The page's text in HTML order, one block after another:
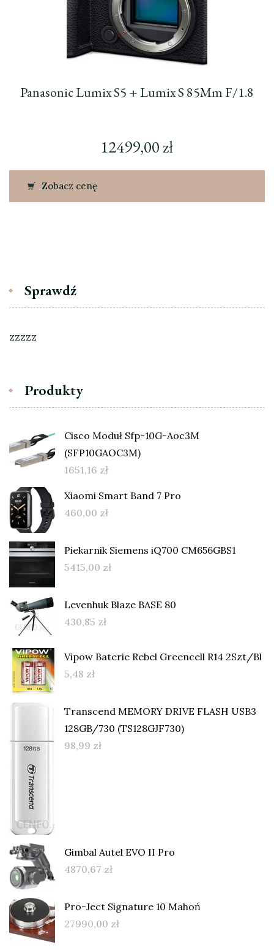
Panasonic Lumix S5 + Lumix S 85Mm F/1.8
12499,00zł
Zobacz cenę
Sprawdź
zzzzz
Produkty
Cisco Moduł Sfp-10G-Aoc3M
(SFP10GAOC3M)
1651,16 zł
Xiaomi Smart Band 7 Pro
460,00 zł
Piekarnik Siemens iQ700 CM656GBS1
5415,00 zł
Levenhuk Blaze BASE 80
430,85 zł
Vipow Baterie Rebel Greencell R14 2Szt/Bl
5,48 zł
Transcend MEMORY DRIVE FLASH USB3
128GB/730 (TS128GJF730)
98,99 zł
Gimbal Autel EVO II Pro
4870,67 zł
Pro-Ject Signature 10 Mahoń
27990,00 zł